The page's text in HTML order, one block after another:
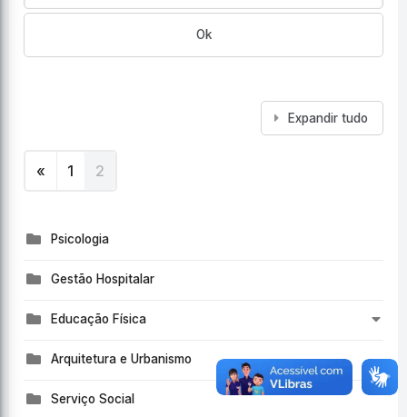
Ok
Expandir tudo
« 1 2
Psicologia
Gestão Hospitalar
Educação Física
Arquitetura e Urbanismo
Serviço Social